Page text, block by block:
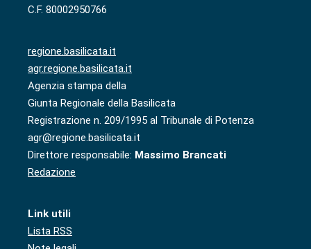
C.F. 80002950766
regione.basilicata.it
agr.regione.basilicata.it
Agenzia stampa della
Giunta Regionale della Basilicata
Registrazione n. 209/1995 al Tribunale di Potenza
agr@regione.basilicata.it
Direttore responsabile: Massimo Brancati
Redazione
Link utili
Lista RSS